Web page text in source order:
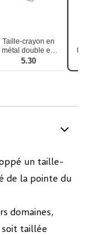
Taille-crayon en
métal double en
forme de coin
5.30
un taille-
de la pointe du
domaines,
soit taillée